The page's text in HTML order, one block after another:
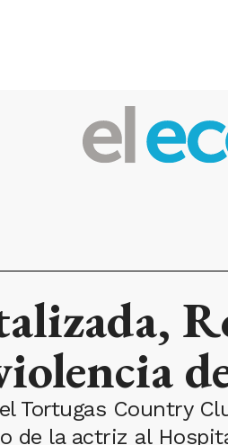
Tortugas Country
de la actriz al